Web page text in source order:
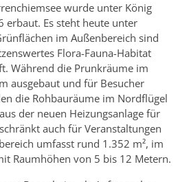
wurde unter König
erbaut. Es steht heute unter
im Außenbereich sind
Flora-Fauna-Habitat
Während die Prunkräume im
ausgebaut und für Besucher
die Rohbauräume im Nordflügel
der neuen Heizungsanlage für
auch für Veranstaltungen
umfasst rund 1.352 m², im
Raumhöhen von 5 bis 12 Metern.